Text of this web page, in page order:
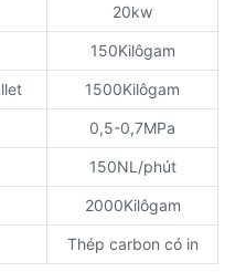
20kw
150Kilôgam
1500Kilôgam
0,5-0,7MPa
150NL/phút
2000Kilôgam
Thép carbon có in